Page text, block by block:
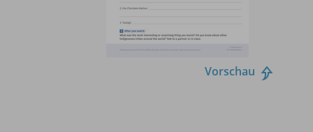
Vorschau